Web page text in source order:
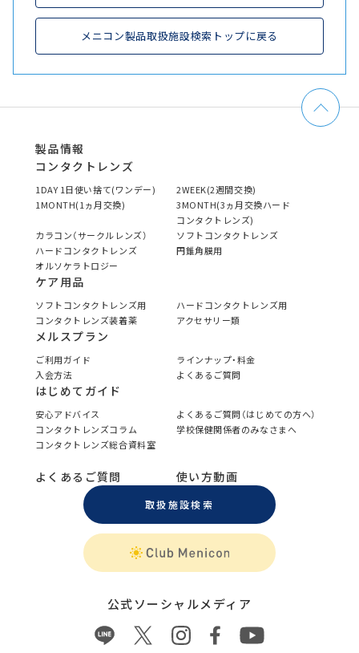
メニコン製品取扱施設検索トップに戻る
製品情報
コンタクトレンズ
1DAY 1日使い捨て(ワンデー)
2WEEK(2週間交換)
1MONTH(1ヵ月交換)
3MONTH(3ヵ月交換ハード
コンタクトレンズ)
カラコン（サークルレンズ）
ソフトコンタクトレンズ
ハードコンタクトレンズ
円錐角膜用
オルソケラトロジー
ケア用品
ソフトコンタクトレンズ用
ハードコンタクトレンズ用
コンタクトレンズ装着薬
アクセサリー類
メルスプラン
ご利用ガイド
ラインナップ・料金
入会方法
よくあるご質問
はじめてガイド
安心アドバイス
よくあるご質問（はじめての方へ）
コンタクトレンズコラム
学校保健関係者のみなさまへ
コンタクトレンズ総合資料室
よくあるご質問 使い方動画
取扱施設検索
公式ソーシャルメディア